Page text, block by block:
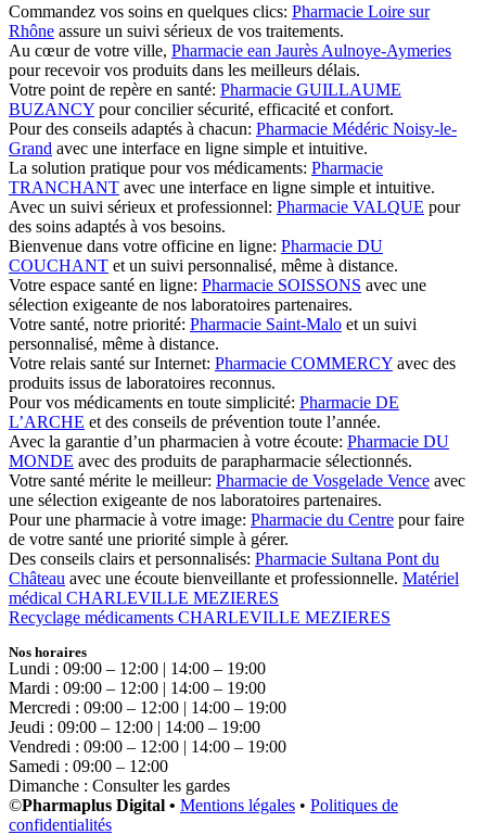
Commandez vos soins en quelques clics: Pharmacie Loire sur
Rhône assure un suivi sérieux de vos traitements.
Au cœur de votre ville, Pharmacie ean Jaurès Aulnoye-Aymeries
pour recevoir vos produits dans les meilleurs délais.
Votre point de repère en santé: Pharmacie GUILLAUME
BUZANCY pour concilier sécurité, efficacité et confort.
Pour des conseils adaptés à chacun: Pharmacie Médéric Noisy-le-
Grand avec une interface en ligne simple et intuitive.
La solution pratique pour vos médicaments: Pharmacie
TRANCHANT avec une interface en ligne simple et intuitive.
Avec un suivi sérieux et professionnel: Pharmacie VALQUE pour
des soins adaptés à vos besoins.
Bienvenue dans votre officine en ligne: Pharmacie DU
COUCHANT et un suivi personnalisé, même à distance.
Votre espace santé en ligne: Pharmacie SOISSONS avec une
sélection exigeante de nos laboratoires partenaires.
Votre santé, notre priorité: Pharmacie Saint-Malo et un suivi
personnalisé, même à distance.
Votre relais santé sur Internet: Pharmacie COMMERCY avec des
produits issus de laboratoires reconnus.
Pour vos médicaments en toute simplicité: Pharmacie DE
L’ARCHE et des conseils de prévention toute l’année.
Avec la garantie d’un pharmacien à votre écoute: Pharmacie DU
MONDE avec des produits de parapharmacie sélectionnés.
Votre santé mérite le meilleur: Pharmacie de Vosgelade Vence avec
une sélection exigeante de nos laboratoires partenaires.
Pour une pharmacie à votre image: Pharmacie du Centre pour faire
de votre santé une priorité simple à gérer.
Des conseils clairs et personnalisés: Pharmacie Sultana Pont du
Château avec une écoute bienveillante et professionnelle. Matériel
médical CHARLEVILLE MEZIERES
Recyclage médicaments CHARLEVILLE MEZIERES
Nos horaires
Lundi : 09:00 – 12:00 | 14:00 – 19:00
Mardi : 09:00 – 12:00 | 14:00 – 19:00
Mercredi : 09:00 – 12:00 | 14:00 – 19:00
Jeudi : 09:00 – 12:00 | 14:00 – 19:00
Vendredi : 09:00 – 12:00 | 14:00 – 19:00
Samedi : 09:00 – 12:00
Dimanche : Consulter les gardes
©Pharmaplus Digital • Mentions légales • Politiques de
confidentialités